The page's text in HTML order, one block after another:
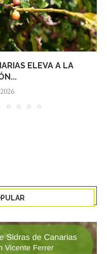
ELEVA A LA